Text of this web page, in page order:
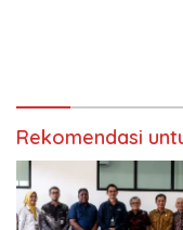
Rekomendasi